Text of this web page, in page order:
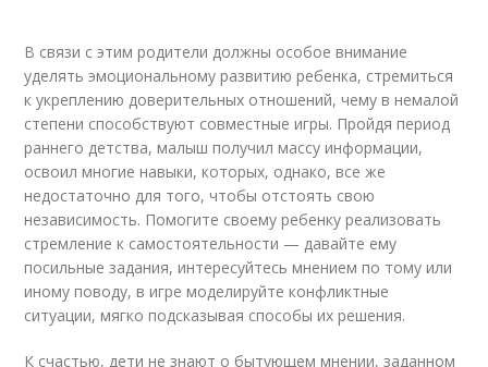
В связи с этим родители должны особое внимание
уделять эмоциональному развитию ребенка, стремиться
к укреплению доверительных отношений, чему в немалой
степени способствуют совместные игры. Пройдя период
раннего детства, малыш получил массу информации,
освоил многие навыки, которых, однако, все же
недостаточно для того, чтобы отстоять свою
независимость. Помогите своему ребенку реализовать
стремление к самостоятельности — давайте ему
посильные задания, интересуйтесь мнением по тому или
иному поводу, в игре моделируйте конфликтные
ситуации, мягко подсказывая способы их решения.
К счастью, дети не знают о бытующем мнении, заданном